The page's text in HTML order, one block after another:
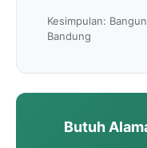
Kesimpulan:
Bandung
Butuh